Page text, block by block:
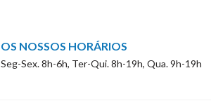
OS NOSSOS HORÁRIOS
Seg-Sex. 8h-6h, Ter-Qui. 8h-19h, Qua. 9h-19h